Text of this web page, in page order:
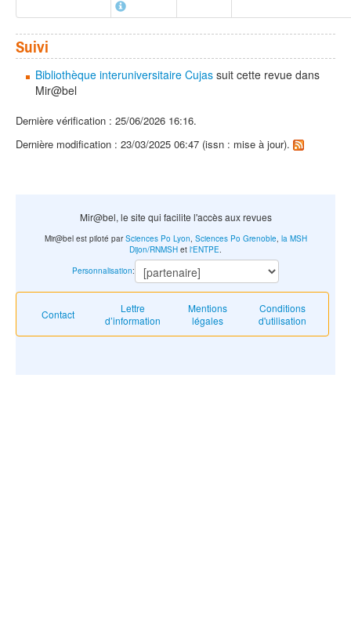
Suivi
Bibliothèque interuniversitaire Cujas suit cette revue dans
Mir@bel
Dernière vérification : 25/06/2026 16:16.
Dernière modification : 23/03/2025 06:47 (issn : mise à jour).
Mir@bel, le site qui facilite l'accès aux revues
Contact
Lettre
d’information
Mentions
légales
Conditions
d'utilisation
Mir@bel est piloté parSciences Po Lyon, Sciences Po Grenoble, la MSH
Dijon/RNMSH et l'ENTPE.
Personnalisation: